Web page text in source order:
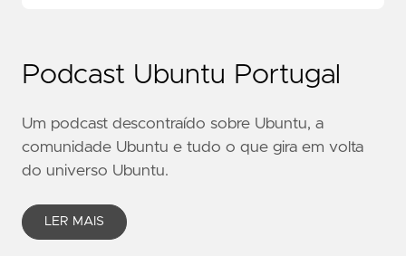
Podcast Ubuntu Portugal
Um podcast descontraído sobre Ubuntu, a
comunidade Ubuntu e tudo o que gira em volta
do universo Ubuntu.
LER MAIS